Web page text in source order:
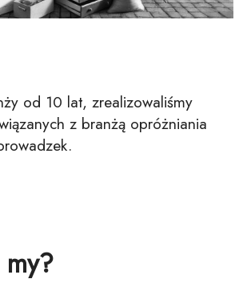
od 10 lat, zrealizowaliśmy
z branżą opróżniania